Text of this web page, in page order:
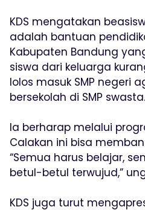
KDS mengatakan
adalah bantuan
Kabupaten Bandung
siswa dari keluarga
lolos masuk SMP negeri
bersekolah di SMP swasta.
Ia berharap melalui
Calakan ini bisa
“Semua harus belajar,
betul-betul terwujud,”
KDS juga turut